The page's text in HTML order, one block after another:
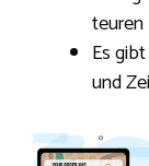
Es
und